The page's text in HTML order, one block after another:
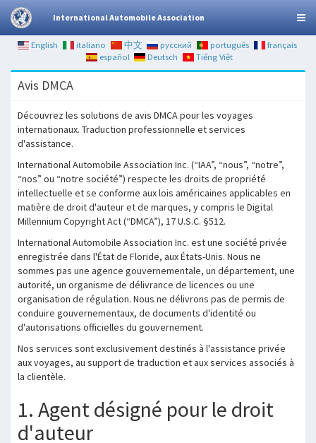
International Automobile Association
English italiano 中文 русский português
français
español
Deutsch Tiếng Việt
Avis DMCA
Découvrez les solutions de avis DMCA pour les voyages
internationaux. Traduction professionnelle et services
d'assistance.
International Automobile Association Inc. (“IAA”, “nous”, “notre”,
“nos” ou “notre société”) respecte les droits de propriété
intellectuelle et se conforme aux lois américaines applicables en
matière de droit d'auteur et de marques, y compris le Digital
Millennium Copyright Act (“DMCA”), 17 U.S.C. §512.
International Automobile Association Inc. est une société privée
enregistrée dans l'État de Floride, aux États-Unis. Nous ne
sommes pas une agence gouvernementale, un département, une
autorité, un organisme de délivrance de licences ou une
organisation de régulation. Nous ne délivrons pas de permis de
conduire gouvernementaux, de documents d'identité ou
d'autorisations officielles du gouvernement.
Nos services sont exclusivement destinés à l'assistance privée
aux voyages, au support de traduction et aux services associés à
la clientèle.
1. Agent désigné pour le droit
d'auteur